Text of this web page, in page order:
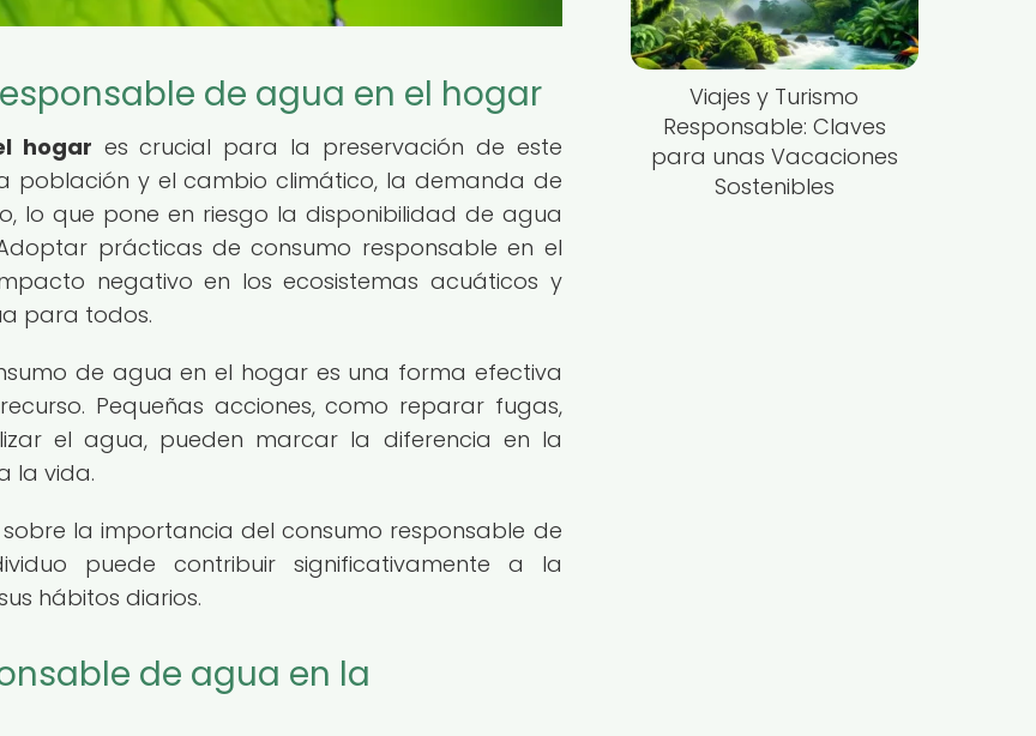
de agua en el hogar
hogar es crucial para la preservación de este
población y el cambio climático, la demanda de
lo que pone en riesgo la disponibilidad de agua
prácticas de consumo responsable en el
negativo en los ecosistemas acuáticos y
para todos.
de agua en el hogar es una forma efectiva
Pequeñas acciones, como reparar fugas,
el agua, pueden marcar la diferencia en la
la vida.
la importancia del consumo responsable de
puede contribuir significativamente a la
hábitos diarios.
de agua en la
Viajes y Turismo
Responsable: Claves
para unas Vacaciones
Sostenibles